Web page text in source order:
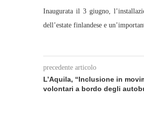
Inaugurata il 3 giugno,
dell’estate finlandese e
precedente articolo
L’Aquila, “Inclusione in
volontari a bordo degli